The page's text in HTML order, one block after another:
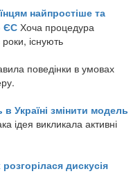
найпростіше та
ЄС Хоча процедура
існують
поведінки в умовах
Україні змінити модель
ідея викликала активні
дискусія